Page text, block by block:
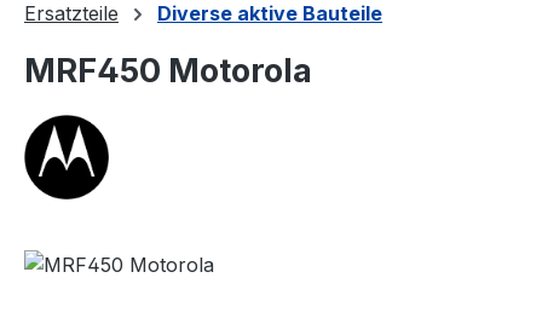
Ersatzteile Diverse aktive Bauteile
MRF450 Motorola
Bildergalerie überspringen